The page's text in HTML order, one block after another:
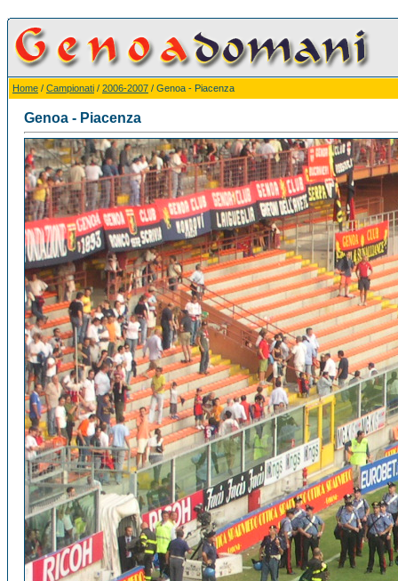
Home / Campionati / 2006-2007 / Genoa - Piacenza
Genoa - Piacenza